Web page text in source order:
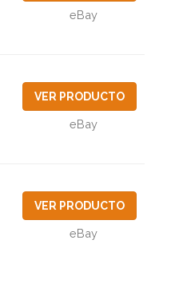
eBay
VER PRODUCTO
eBay
VER PRODUCTO
eBay